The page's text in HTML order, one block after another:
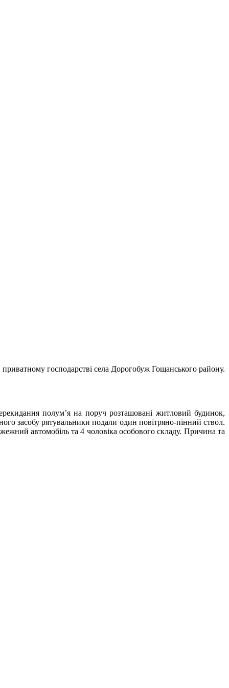
господарстві села Дорогобуж Гощанського району.
полум’я на поруч розташовані житловий будинок,
засобу рятувальники подали один повітряно-пінний ствол.
автомобіль та 4 чоловіка особового складу. Причина та